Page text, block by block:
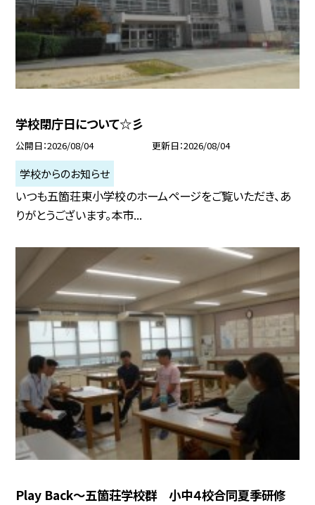
学校閉庁日について☆彡
公開日 2026/08/04 更新日 2026/08/04
学校からのお知らせ
いつも五箇荘東小学校のホームページをご覧いただき、あ
りがとうございます。本市...
Play Back～五箇荘学校群 小中４校合同夏季研修